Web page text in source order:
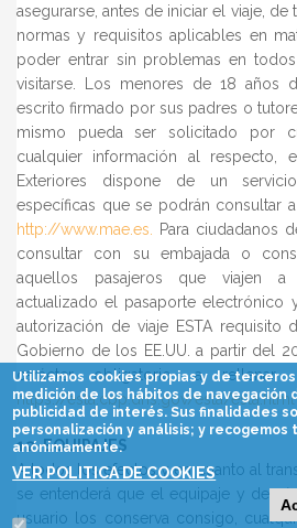
asegurarse, antes de iniciar el viaje,
normas y requisitos aplicables en
poder entrar sin problemas en
visitarse. Los menores de 18 años
escrito firmado por sus padres o
mismo pueda ser solicitado por
cualquier información al respecto,
Exteriores dispone de un
específicas que se podrán consultar
http://www.mae.es.
Para ciudadanos
consultar con su embajada o
aquellos pasajeros que viajen a
actualizado el pasaporte electrónico
autorización de viaje ESTA requisito
Gobierno de los EE.UU. a partir del
carácter obligatorio, a
https://esta.cbp.dhs.gov/esta/esta.html
12. EQUIPAJES
A todos los efectos y en cuanto al
se entenderá que el equipaje y
usuario los conserva consigo,
Utilizamos cookies propias y de
medición de los hábitos de navegación
publicidad de interés. Sus finalidades
personalización y análisis; y recogemos
anónimamente.
VER POLITICA DE COOKIES